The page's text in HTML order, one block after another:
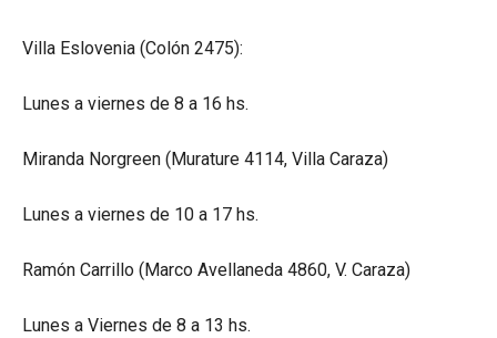
Villa Eslovenia (Colón 2475):
Lunes a viernes de 8 a 16 hs.
Miranda Norgreen (Murature 4114, Villa Caraza)
Lunes a viernes de 10 a 17 hs.
Ramón Carrillo (Marco Avellaneda 4860, V. Caraza)
Lunes a Viernes de 8 a 13 hs.